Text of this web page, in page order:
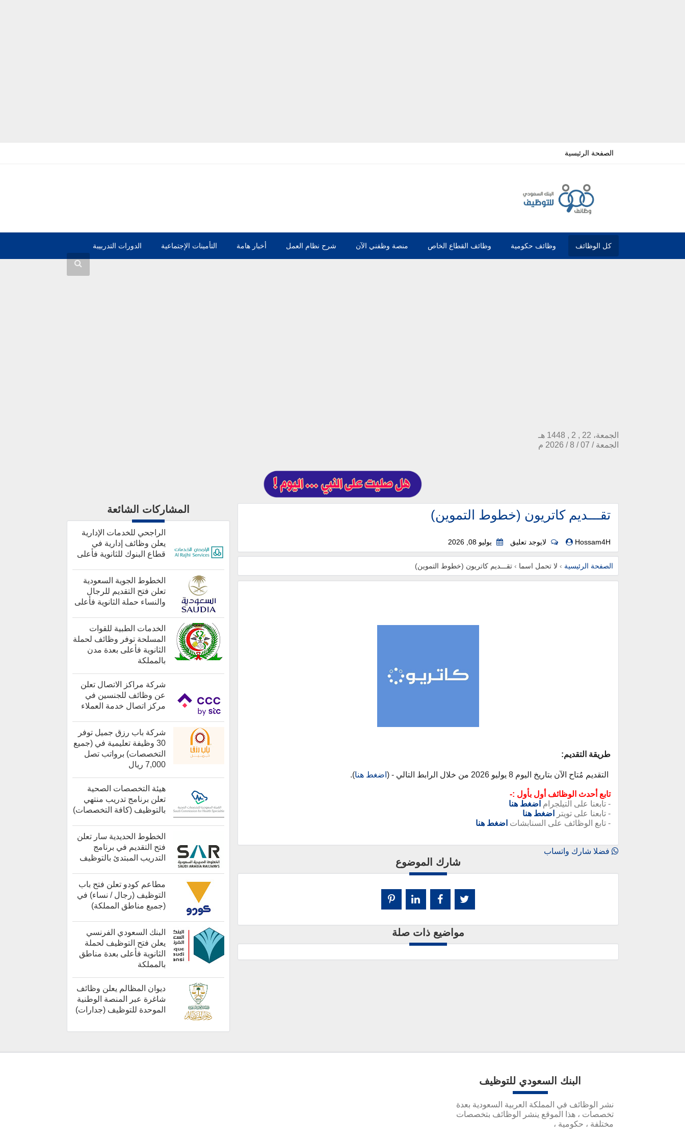
الصفحة الرئيسية
كل الوظائف وظائف حكومية وظائف القطاع الخاص منصة وظفني الآن شرح نظام العمل أخبار هامة التأمينات الإجتماعية الدورات التدربيبة
الجمعة، 22 , 2 , 1448 هـ
الجمعة /
07
/
8
/
2026 م
تقـــديم كاتريون (خطوط التموين)
Hossam4H لايوجد تعليق يوليو 08, 2026
الصفحة الرئيسية › لا تحمل اسما ›تقـــديم كاتريون (خطوط التموين)
طريقة التقديم:
التقديم مُتاح الآن بتاريخ اليوم 8 يوليو 2026 من خلال الرابط التالي - ( اضغط هنا).
تابع أحدث الوظائف أول بأول :-
- تابعنا على التيلجرام اضغط هنا
- تابعنا على تويتر
اضغط هنا
- تابع الوظائف على السنابشات اضغط هنا
فضلا شارك واتساب
شارك الموضوع
مواضيع ذات صلة
المشاركات الشائعة
الراجحي للخدمات الإدارية
يعلن وظائف إدارية في
قطاع البنوك للثانوية فأعلى
أخبار هامة
الخطوط الجوية السعودية
تعلن فتح التقديم للرجال
والنساء حملة الثانوية فأعلى
الخدمات الطبية للقوات
المسلحة توفر وظائف لحملة
الثانوية فأعلى بعدة مدن
بالمملكة
كل الوظائف
شركة مراكز الاتصال تعلن
عن وظائف للجنسين في
مركز اتصال خدمة العملاء
شركة باب رزق جميل توفر
30 وظيفة تعليمية في (جميع
التخصصات) برواتب تصل
7,000 ريال
هيئة التخصصات الصحية
تعلن برنامج تدريب منتهي
بالتوظيف (كافة التخصصات)
كل الوظائف
الخطوط الحديدية سار تعلن
فتح التقديم في برنامج
التدريب المبتدئ بالتوظيف
كل الوظائف
مطاعم كودو تعلن فتح باب
التوظيف (رجال / نساء) في
(جميع مناطق المملكة)
البنك السعودي الفرنسي
يعلن فتح التوظيف لحملة
الثانوية فأعلى بعدة مناطق
بالمملكة
ديوان المظالم يعلن وظائف
شاغرة عبر المنصة الوطنية
الموحدة للتوظيف (جدارات)
البنك السعودي للتوظيف
نشر الوظائف في المملكة العربية السعودية بعدة
تخصصات ، هذا الموقع ينشر الوظائف بتخصصات
مختلفة ، حكومية ،